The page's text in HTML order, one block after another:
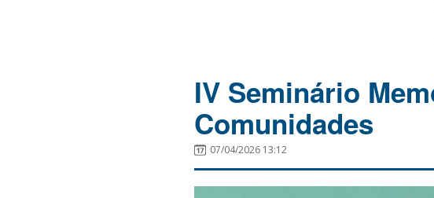
IV Seminário
Comunidades
07/04/2026 13:12